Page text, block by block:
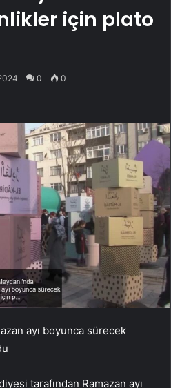
için plato
0 0
ayı boyunca sürecek
tarafından Ramazan ayı